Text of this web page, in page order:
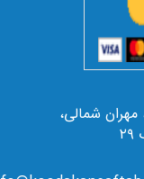
مهران شمالی،